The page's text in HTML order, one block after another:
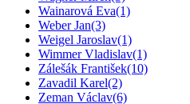
Wainarová Eva(1)
Weber Jan(3)
Weigel Jaroslav(1)
Wimmer Vladislav(1)
Zálešák František(10)
Zavadil Karel(2)
Zeman Václav(6)